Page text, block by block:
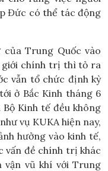
Đức có thể tác động
Trung Quốc vào
giới chính trị thì tỏ ra
vẫn tổ chức định kỳ
ở Bắc Kinh tháng 6
Kinh tế đều không
vụ KUKA hiện nay,
hưởng vào kinh tế,
vấn đề chính trị khác
vận vũ khí với Trung